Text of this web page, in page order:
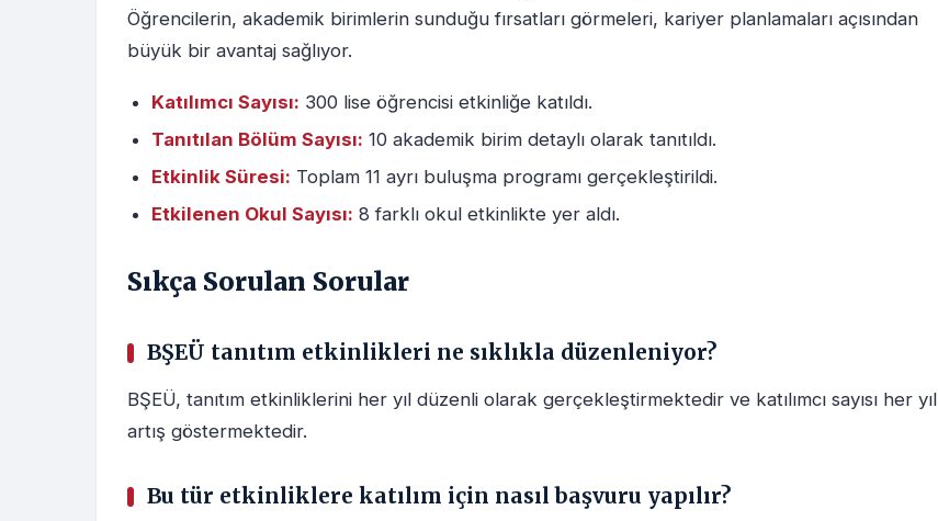
Öğrencilerin, akademik birimlerin sunduğu fırsatları görmeleri, kariyer planlamaları açısından
büyük bir avantaj sağlıyor.
Katılımcı Sayısı: 300 lise öğrencisi etkinliğe katıldı.
Tanıtılan Bölüm Sayısı: 10 akademik birim detaylı olarak tanıtıldı.
Etkinlik Süresi: Toplam 11 ayrı buluşma programı gerçekleştirildi.
Etkilenen Okul Sayısı: 8 farklı okul etkinlikte yer aldı.
Sıkça Sorulan Sorular
BŞEÜ tanıtım etkinlikleri ne sıklıkla düzenleniyor?
BŞEÜ, tanıtım etkinliklerini her yıl düzenli olarak gerçekleştirmektedir ve katılımcı sayısı her yıl
artış göstermektedir.
Bu tür etkinliklere katılım için nasıl başvuru yapılır?